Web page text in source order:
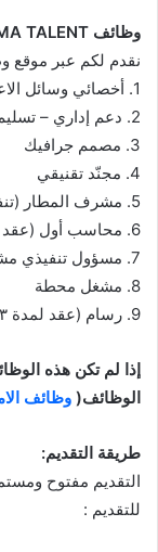
وظائف PARISIMA TALENT :
نقدم لكم عبر موقع
1. أخصائي وسائل الاعلام الاجتماعية
2. دعم إداري – تسليم العقارات
3. مصمم جرافيك
4. مجنّد تقنيقي
5. مشرف المطار (تنفيذي الحافلات)
6. محاسب أول (عقد لمدة 6 أشهر)
7. مسؤول تنفيذي مشتريات
8. مشغل محطة
9. رسام (عقد لمدة ٣ أشهر)
إذا لم تكن هذه
الوظائف( وظائف
طريقة التقديم:
التقديم مفتوح
للتقديم :